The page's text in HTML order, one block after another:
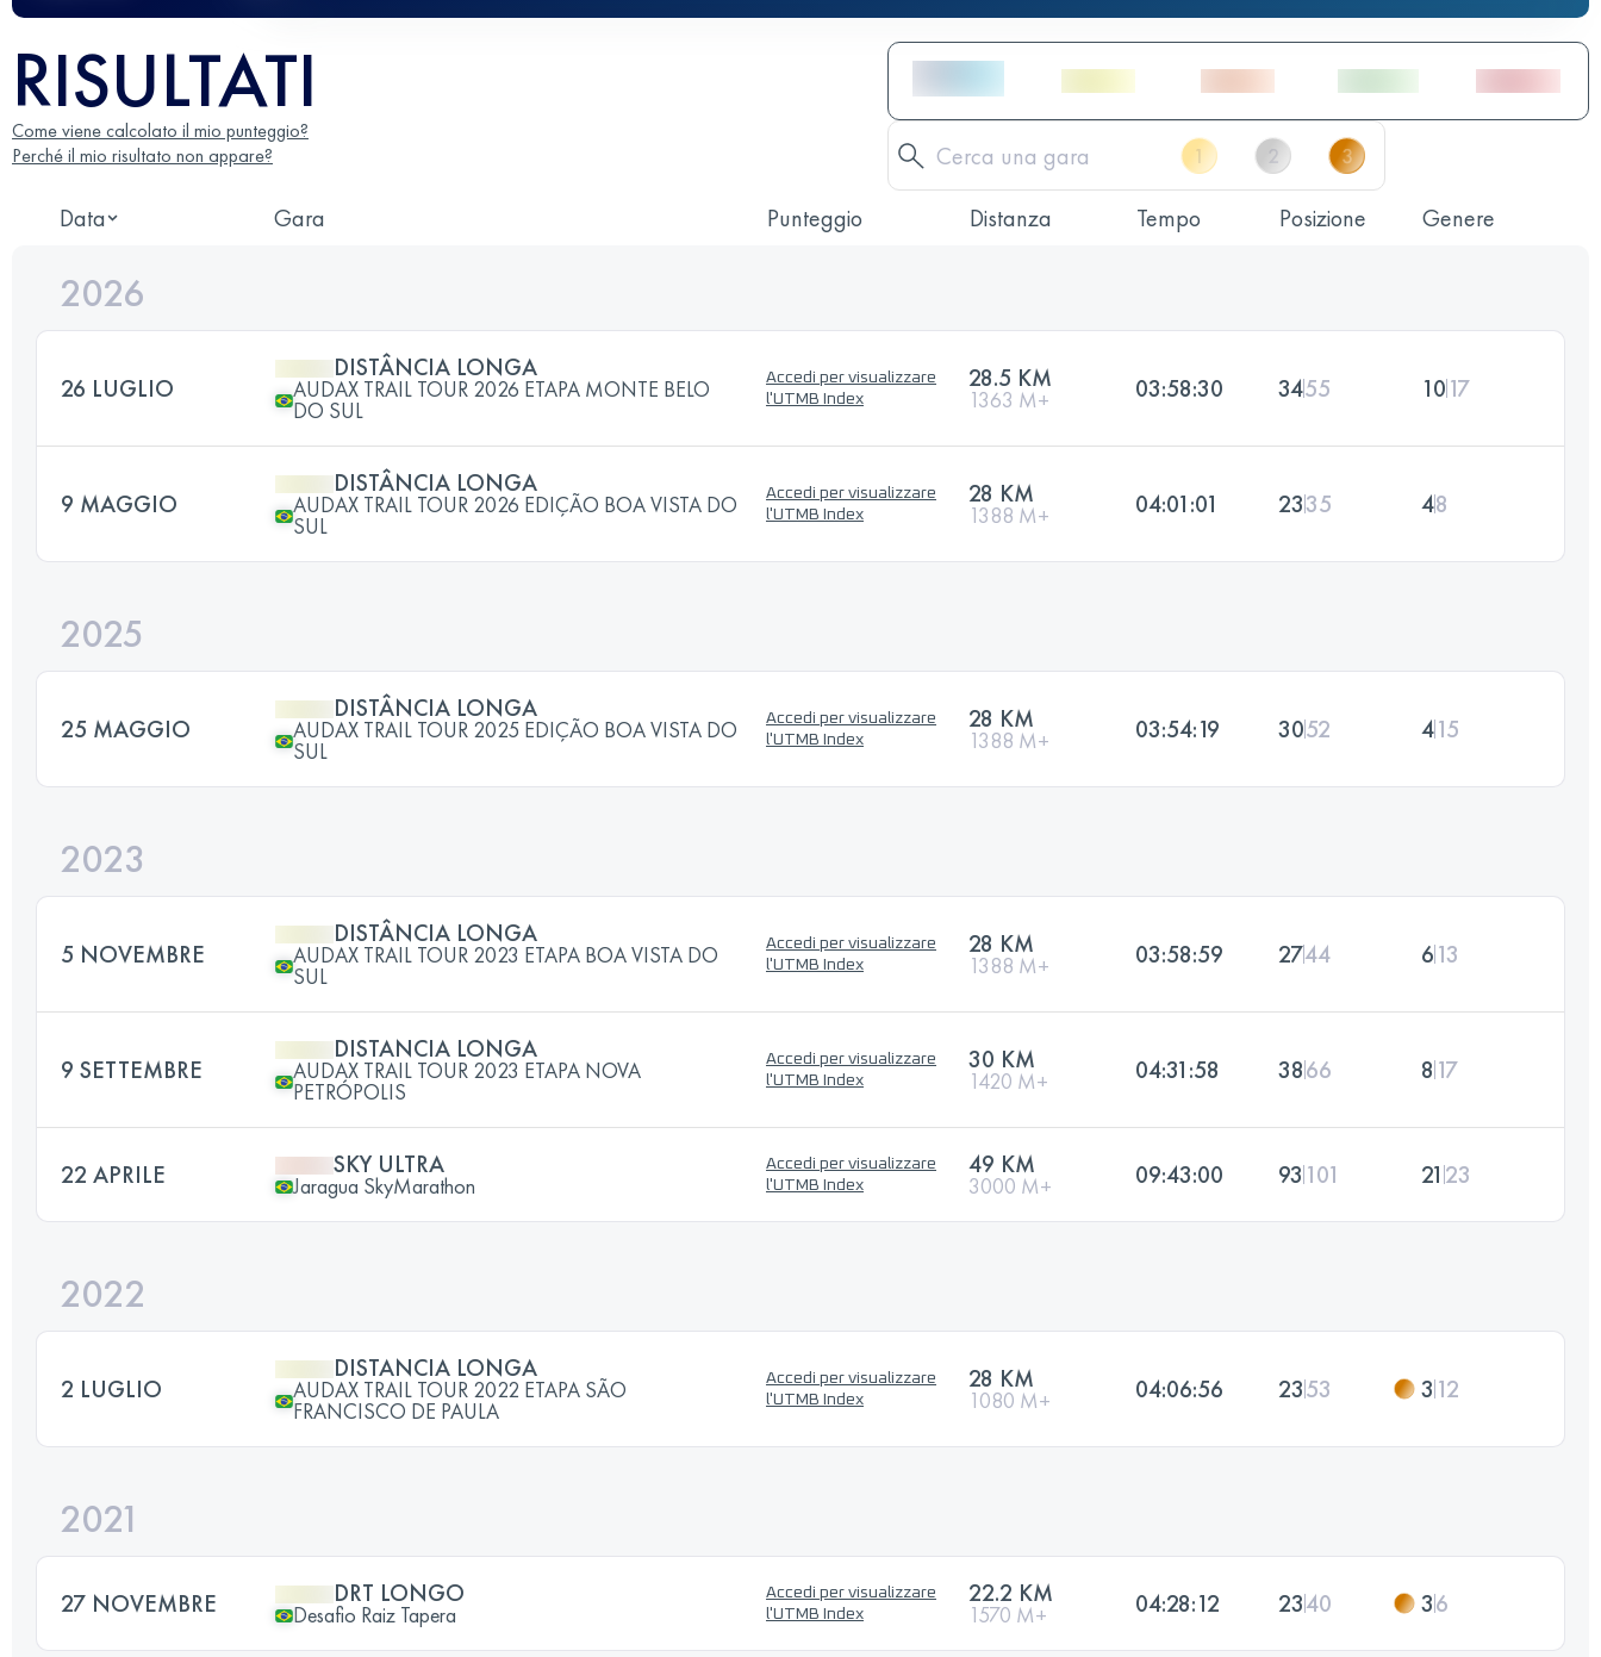
RISULTATI
Come viene calcolato il mio punteggio?
Perché il mio risultato non appare?
Data Gara Punteggio Distanza Tempo Posizione Genere
2026
26 LUGLIO
DISTÂNCIA LONGA
AUDAX TRAIL TOUR 2026 ETAPA MONTE BELO
DO SUL
Accedi per visualizzare
l'UTMB Index
28.5 KM
1363 M+ 03:58:30 3455 1017
9 MAGGIO
DISTÂNCIA LONGA
AUDAX TRAIL TOUR 2026 EDIÇÃO BOA VISTA DO
SUL
Accedi per visualizzare
l'UTMB Index
28 KM
1388 M+ 04:01:01 2335 48
2025
25 MAGGIO
DISTÂNCIA LONGA
AUDAX TRAIL TOUR 2025 EDIÇÃO BOA VISTA DO
SUL
Accedi per visualizzare
l'UTMB Index
28 KM
1388 M+ 03:54:19 3052 415
2023
5 NOVEMBRE
DISTÂNCIA LONGA
AUDAX TRAIL TOUR 2023 ETAPA BOA VISTA DO
SUL
Accedi per visualizzare
l'UTMB Index
28 KM
1388 M+ 03:58:59 2744 613
9 SETTEMBRE
DISTANCIA LONGA
AUDAX TRAIL TOUR 2023 ETAPA NOVA
PETRÓPOLIS
Accedi per visualizzare
l'UTMB Index
30 KM
1420 M+ 04:31:58 3866 8 17
22 APRILE SKY ULTRA
Jaragua SkyMarathon
Accedi per visualizzare
l'UTMB Index
49 KM
3000 M+ 09:43:00 93 101 21 23
2022
2 LUGLIO
DISTANCIA LONGA
AUDAX TRAIL TOUR 2022 ETAPA SÃO
FRANCISCO DE PAULA
Accedi per visualizzare
l'UTMB Index
28 KM
1080 M+ 04:06:56 2353 3 12
2021
27 NOVEMBRE DRT LONGO
Desafio Raiz Tapera
Accedi per visualizzare
l'UTMB Index
22.2 KM
1570 M+ 04:28:12 2340 36